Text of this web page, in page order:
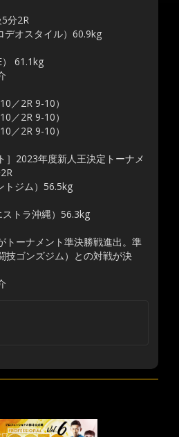
5分2R
デオスタイル）60.9kg
61.1kg
／2R 9-10）
／2R 9-10）
／2R 9-10）
］2023年度新人王決定トーナメ
トジム）56.5kg
トラ沖縄）56.3kg
ーナメント準決勝戦進出。準
技ゴンズジム）との対戦が決